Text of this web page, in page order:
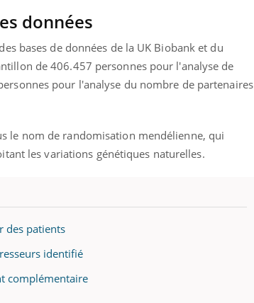
données
bases de données de la UK Biobank et du
de 406.457 personnes pour l'analyse de
pour l'analyse du nombre de partenaires
le nom de randomisation mendélienne, qui
les variations génétiques naturelles.
des patients
identifié
complémentaire